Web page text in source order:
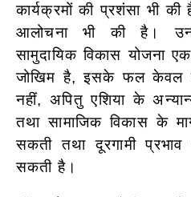
कार्यक्रमों की प्रशंसा भी
आलोचना भी की है।
सामुदायिक विकास योजना
जोखिम है, इसके फल केवल
नहीं, अपितु एशिया के
तथा सामाजिक विकास के
सकती तथा दूरगामी प्रभाव
सकती है।